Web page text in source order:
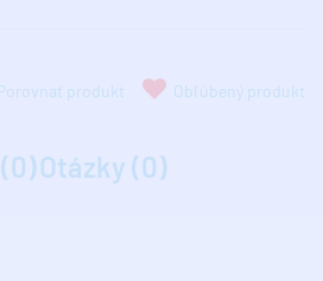
produkt Obľúbený produkt
Otázky (0)